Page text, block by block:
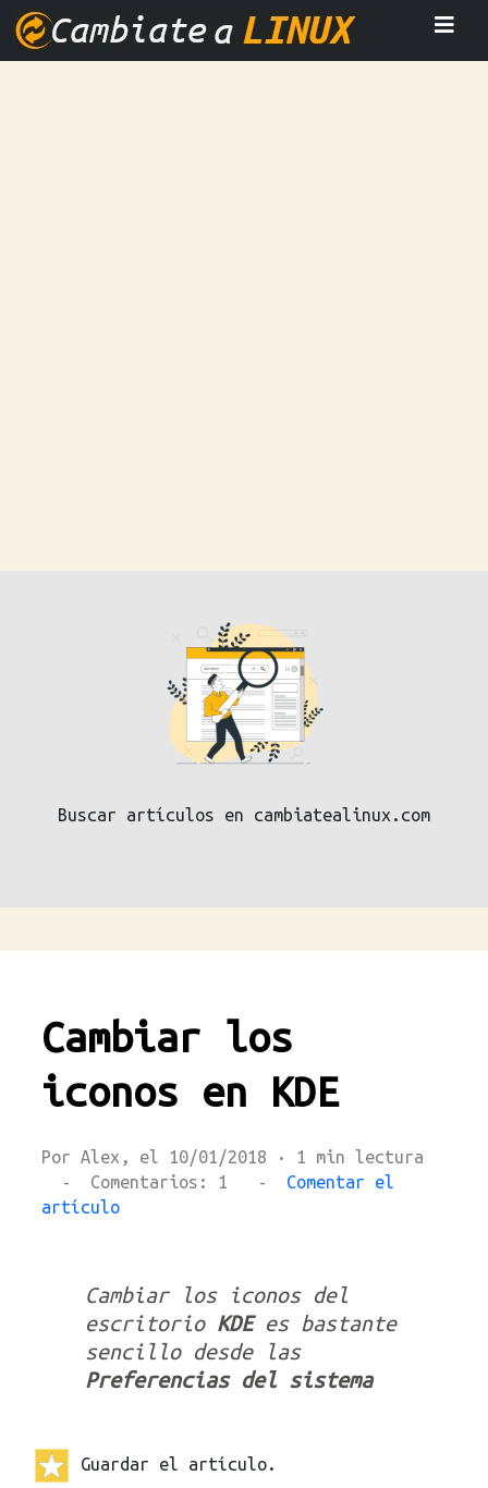
Buscar artículos en cambiatealinux.com
Cambiar los
iconos en KDE
Por Alex, el 10/01/2018 · 1 min lectura
- Comentarios: 1 - Comentar el
artículo
Cambiar los iconos del
escritorio KDEes bastante
sencillo desde las
Preferencias del sistema
Guardar el artículo.